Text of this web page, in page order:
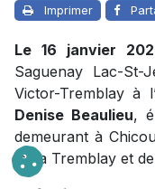
Imprimer
Le 16 janvier
Saguenay Lac-St-
Victor-Tremblay à
Denise Beaulieu,
demeurant à
Isola Tremblay et